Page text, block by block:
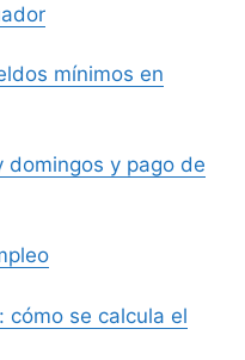
mínimos en
domingos y pago de
cómo se calcula el